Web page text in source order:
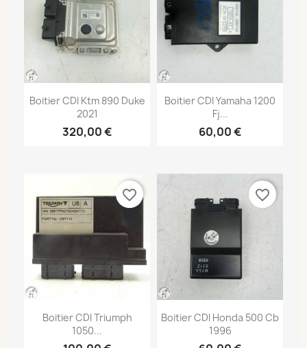
Boitier CDI Ktm 890 Duke
2021
320,00 €
Boitier CDI Yamaha 1200
Fj...
60,00 €
Boitier CDI Triumph
1050...
favorite_border
Boitier CDI Honda 500 Cb
1996
favorite_border